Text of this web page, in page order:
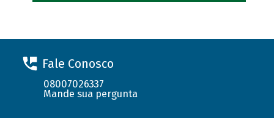
Fale Conosco
08007026337
Mande sua pergunta